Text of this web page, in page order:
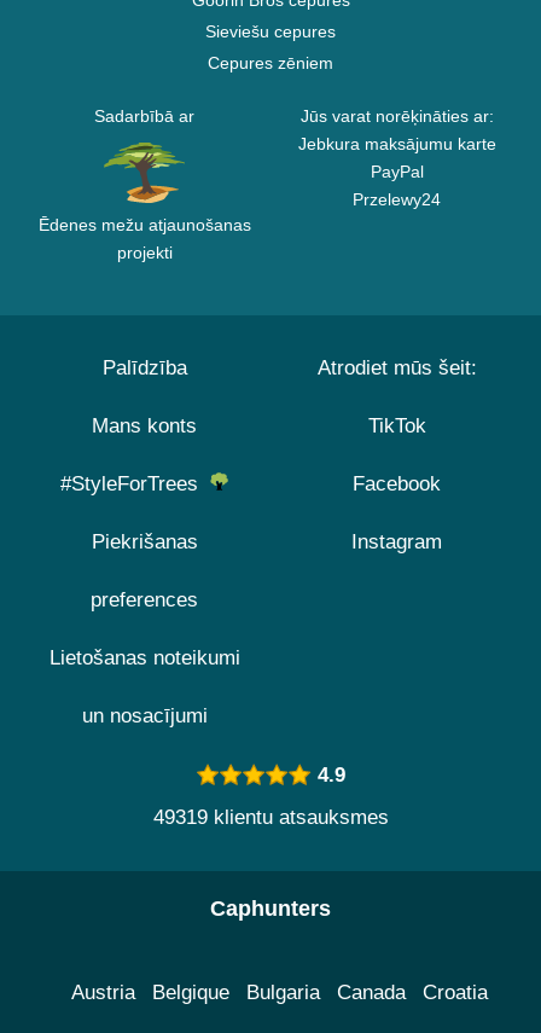
Sieviešu cepures
Cepures zēniem
Sadarbībā ar
Ēdenes mežu atjaunošanas
projekti
Jūs varat norēķināties ar:
Jebkura maksājumu karte
PayPal
Przelewy24
Palīdzība
Mans konts
#StyleForTrees
Piekrišanas
preferences
Lietošanas noteikumi
un nosacījumi
Atrodiet mūs šeit:
TikTok
Facebook
Instagram
4.9
49319 klientu atsauksmes
Caphunters
Austria Belgique Bulgaria Canada Croatia